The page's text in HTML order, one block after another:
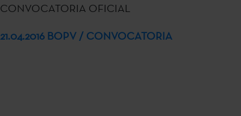
CONVOCATORIA OFICIAL
21.04.2016 BOPV / CONVOCATORIA